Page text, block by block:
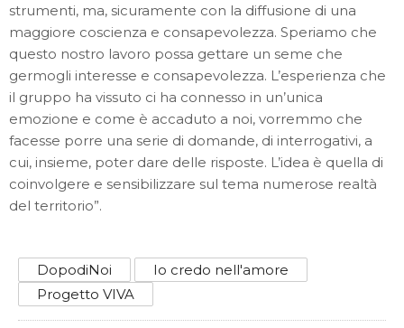
strumenti, ma, sicuramente con la diffusione di una
maggiore coscienza e consapevolezza. Speriamo che
questo nostro lavoro possa gettare un seme che
germogli interesse e consapevolezza. L’esperienza che
il gruppo ha vissuto ci ha connesso in un’unica
emozione e come è accaduto a noi, vorremmo che
facesse porre una serie di domande, di interrogativi, a
cui, insieme, poter dare delle risposte. L’idea è quella di
coinvolgere e sensibilizzare sul tema numerose realtà
del territorio”.
DopodiNoi
Io credo nell'amore
Progetto VIVA